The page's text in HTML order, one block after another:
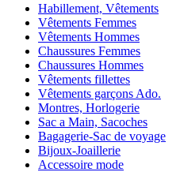
Habillement, Vêtements
Vêtements Femmes
Vêtements Hommes
Chaussures Femmes
Chaussures Hommes
Vêtements fillettes
Vêtements garçons Ado.
Montres, Horlogerie
Sac a Main, Sacoches
Bagagerie-Sac de voyage
Bijoux-Joaillerie
Accessoire mode